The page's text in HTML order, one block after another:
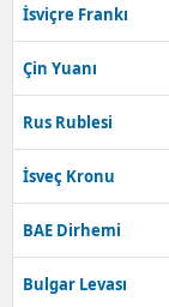
İsviçre Frankı
Çin Yuanı
Rus Rublesi
İsveç Kronu
BAE Dirhemi
Bulgar Levası